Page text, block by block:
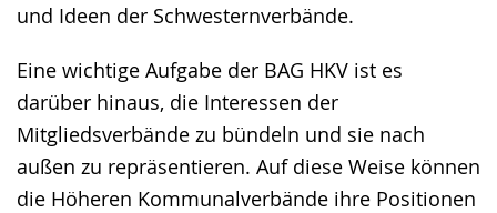
und Ideen der Schwesternverbände.
Eine wichtige Aufgabe der BAG HKV ist es
darüber hinaus, die Interessen der
Mitgliedsverbände zu bündeln und sie nach
außen zu repräsentieren. Auf diese Weise können
die Höheren Kommunalverbände ihre Positionen